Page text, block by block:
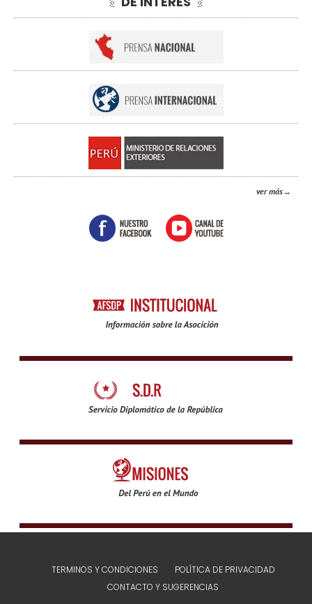
ver más
TERMINOS Y CONDICIONES
POLÍTICA DE PRIVACIDAD
CONTACTO Y SUGERENCIAS